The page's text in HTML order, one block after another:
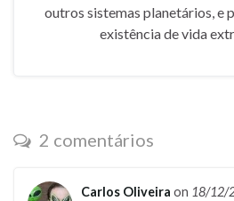
outros sistemas planetários, e
existência de vida
2 comentários
Carlos Oliveira on 18/12/